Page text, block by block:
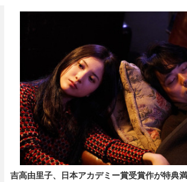
吉高由里子、日本アカデミー賞受賞作が特典